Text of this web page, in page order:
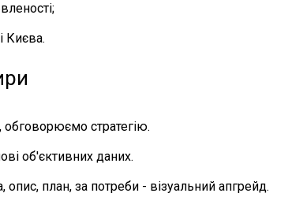
Києва.
стратегію.
об'єктивних даних.
план, за потреби - візуальний апгрейд.